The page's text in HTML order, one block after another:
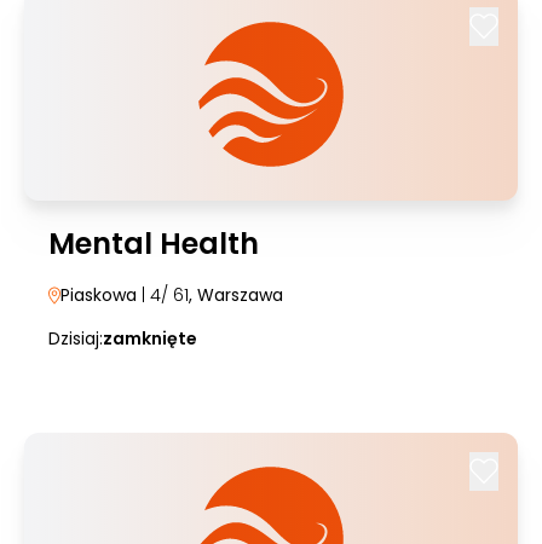
Mental Health
Piaskowa | 4/ 61, Warszawa
Dzisiaj:zamknięte